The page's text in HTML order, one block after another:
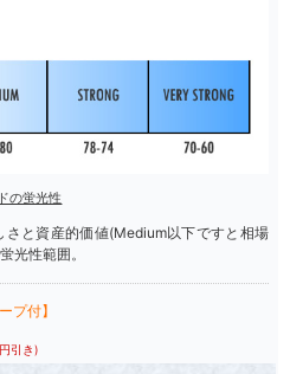
の蛍光性
と資産的価値(Medium以下ですと相場
光性範囲。
プ付】
引き)